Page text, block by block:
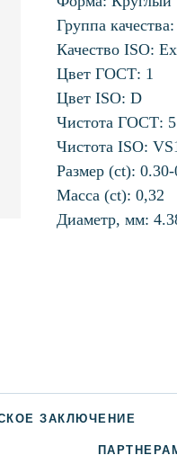
Группа
Качество ISO:
Цвет ГОСТ: 1
Цвет ISO: D
Чистота ГОСТ: 5
Чистота ISO:
Размер (ct):
Масса (ct): 0,32
Диаметр, мм:
ЗАКЛЮЧЕНИЕ